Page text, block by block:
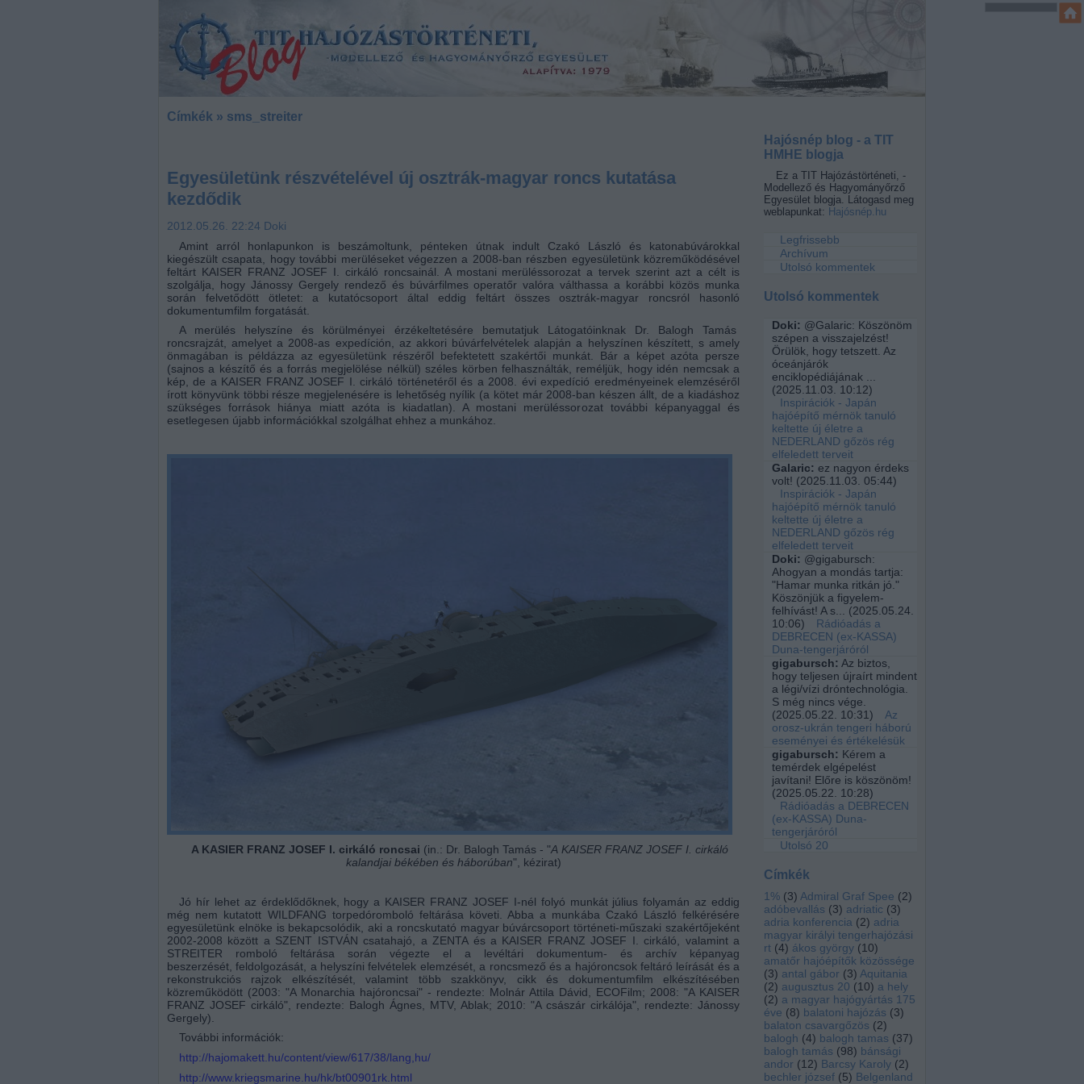
Hajósnép blog - a TIT
HMHE blogja
Ez a TIT Hajózástörténeti, -
Modellező és Hagyományőrző
Egyesület blogja. Látogasd meg
weblapunkat: Hajósnép.hu
Legfrissebb
Archívum
Utolsó kommentek
Utolsó kommentek
Doki: @Galaric: Köszönöm
szépen a visszajelzést!
Örülök, hogy tetszett. Az
óceánjárók
enciklopédiájának ...
(2025.11.03. 10:12)
Inspirációk - Japán
hajóépítő mérnök tanuló
keltette új életre a
NEDERLAND gőzös rég
elfeledett terveit
Galaric: ez nagyon érdeks
volt! (2025.11.03. 05:44)
Inspirációk - Japán
hajóépítő mérnök tanuló
keltette új életre a
NEDERLAND gőzös rég
elfeledett terveit
Doki: @gigabursch:
Ahogyan a mondás tartja:
"Hamar munka ritkán jó."
Köszönjük a figyelem-
felhívást! A s... (2025.05.24.
10:06)
Rádióadás a
DEBRECEN (ex-KASSA)
Duna-tengerjáróról
gigabursch: Az biztos,
hogy teljesen újraírt mindent
a légi/vízi dróntechnológia.
S még nincs vége.
(2025.05.22. 10:31)
Az
orosz-ukrán tengeri háború
eseményei és értékelésük
gigabursch: Kérem a
temérdek elgépelést
javítani! Előre is köszönöm!
(2025.05.22. 10:28)
Rádióadás a DEBRECEN
(ex-KASSA) Duna-
tengerjáróról
Utolsó 20
Címkék
1% (3) Admiral Graf Spee (2)
adóbevallás (3) adriatic (3)
adria konferencia (2) adria
magyar királyi tengerhajózási
rt (4) ákos györgy (10)
amatőr hajóépítők közössége
(3) antal gábor (3) Aquitania
(2) augusztus 20 (10) a hely
(2) a magyar hajógyártás 175
éve (8) balatoni hajózás (3)
balaton csavargőzös (2)
balogh (4) balogh tamas (37)
balogh tamás (98) bánsági
andor (12) Barcsy Karoly (2)
bechler józsef (5) Belgenland
Címkék » sms_streiter
Egyesületünk részvételével új osztrák-magyar roncs kutatása
kezdődik
2012.05.26. 22:24 Doki
Amint arról honlapunkon is beszámoltunk, pénteken útnak indult Czakó László és katonabúvárokkal
kiegészült csapata, hogy további merüléseket végezzen a 2008-ban részben egyesületünk közreműködésével
feltárt KAISER FRANZ JOSEF I. cirkáló roncsainál. A mostani merüléssorozat a tervek szerint azt a célt is
szolgálja, hogy Jánossy Gergely rendező és búvárfilmes operatőr valóra válthassa a korábbi közös munka
során felvetődött ötletet: a kutatócsoport által eddig feltárt összes osztrák-magyar roncsról hasonló
dokumentumfilm forgatását.
A merülés helyszíne és körülményei érzékeltetésére bemutatjuk Látogatóinknak Dr. Balogh Tamás
roncsrajzát, amelyet a 2008-as expedíción, az akkori búvárfelvételek alapján a helyszínen készített, s amely
önmagában is példázza az egyesületünk részéről befektetett szakértői munkát. Bár a képet azóta persze
(sajnos a készítő és a forrás megjelölése nélkül) széles körben felhasználták, reméljük, hogy idén nemcsak a
kép, de a KAISER FRANZ JOSEF I. cirkáló történetéről és a 2008. évi expedíció eredményeinek elemzéséről
írott könyvünk többi része megjelenésére is lehetőség nyílik (a kötet már 2008-ban készen állt, de a kiadáshoz
szükséges források hiánya miatt azóta is kiadatlan). A mostani merüléssorozat további képanyaggal és
esetlegesen újabb információkkal szolgálhat ehhez a munkához.
A KASIER FRANZ JOSEF I. cirkáló roncsai (in.: Dr. Balogh Tamás - "A KAISER FRANZ JOSEF I. cirkáló
kalandjai békében és háborúban", kézirat)
Jó hír lehet az érdeklődőknek, hogy a KAISER FRANZ JOSEF I-nél folyó munkát július folyamán az eddig
még nem kutatott WILDFANG torpedóromboló feltárása követi. Abba a munkába Czakó László felkérésére
egyesületünk elnöke is bekapcsolódik, aki a roncskutató magyar búvárcsoport történeti-műszaki szakértőjeként
2002-2008 között a SZENT ISTVÁN csatahajó, a ZENTA és a KAISER FRANZ JOSEF I. cirkáló, valamint a
STREITER romboló feltárása során végezte el a levéltári dokumentum- és archív képanyag
beszerzését, feldolgozását, a helyszíni felvételek elemzését, a roncsmező és a hajóroncsok feltáró leírását és a
rekonstrukciós rajzok elkészítését, valamint több szakkönyv, cikk és dokumentumfilm elkészítésében
közreműködött (2003: "A Monarchia hajóroncsai" - rendezte: Molnár Attila Dávid, ECOFilm; 2008: "A KAISER
FRANZ JOSEF cirkáló", rendezte: Balogh Ágnes, MTV, Ablak; 2010: "A császár cirkálója", rendezte: Jánossy
Gergely).
További információk:
http://hajomakett.hu/content/view/617/38/lang,hu/
http://www.kriegsmarine.hu/hk/bt00901rk.html